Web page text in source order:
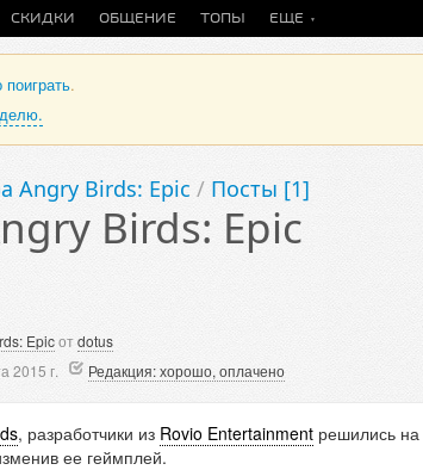
СКИДКИ ОБЩЕНИЕ ТОПЫ ЕЩЕ
поиграть.
Angry Birds: Epic / Посты [1]
Birds: Epic
Epicотdotus
2015 г. Редакция: хорошо, оплачено
, разработчики из Rovio Entertainment решились на
ее геймплей.